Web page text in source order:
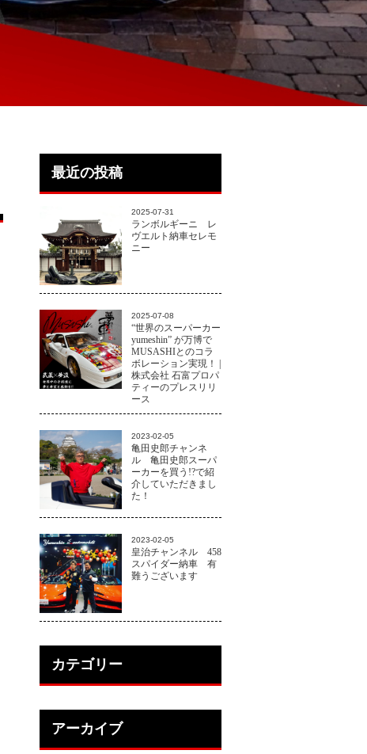
最近の投稿
2025-07-31
ランボルギーニ レ
ヴエルト納車セレモ
ニー
2025-07-08
“世界のスーパーカー
yumeshin” が万博で
MUSASHIとのコラ
ボレーション実現！ |
株式会社 石富プロパ
ティーのプレスリリ
ース
2023-02-05
亀田史郎チャンネ
ル 亀田史郎スーパ
ーカーを買う!?で紹
介していただきまし
た！
2023-02-05
皇治チャンネル 458
スパイダー納車 有
難うございます
カテゴリー
アーカイブ